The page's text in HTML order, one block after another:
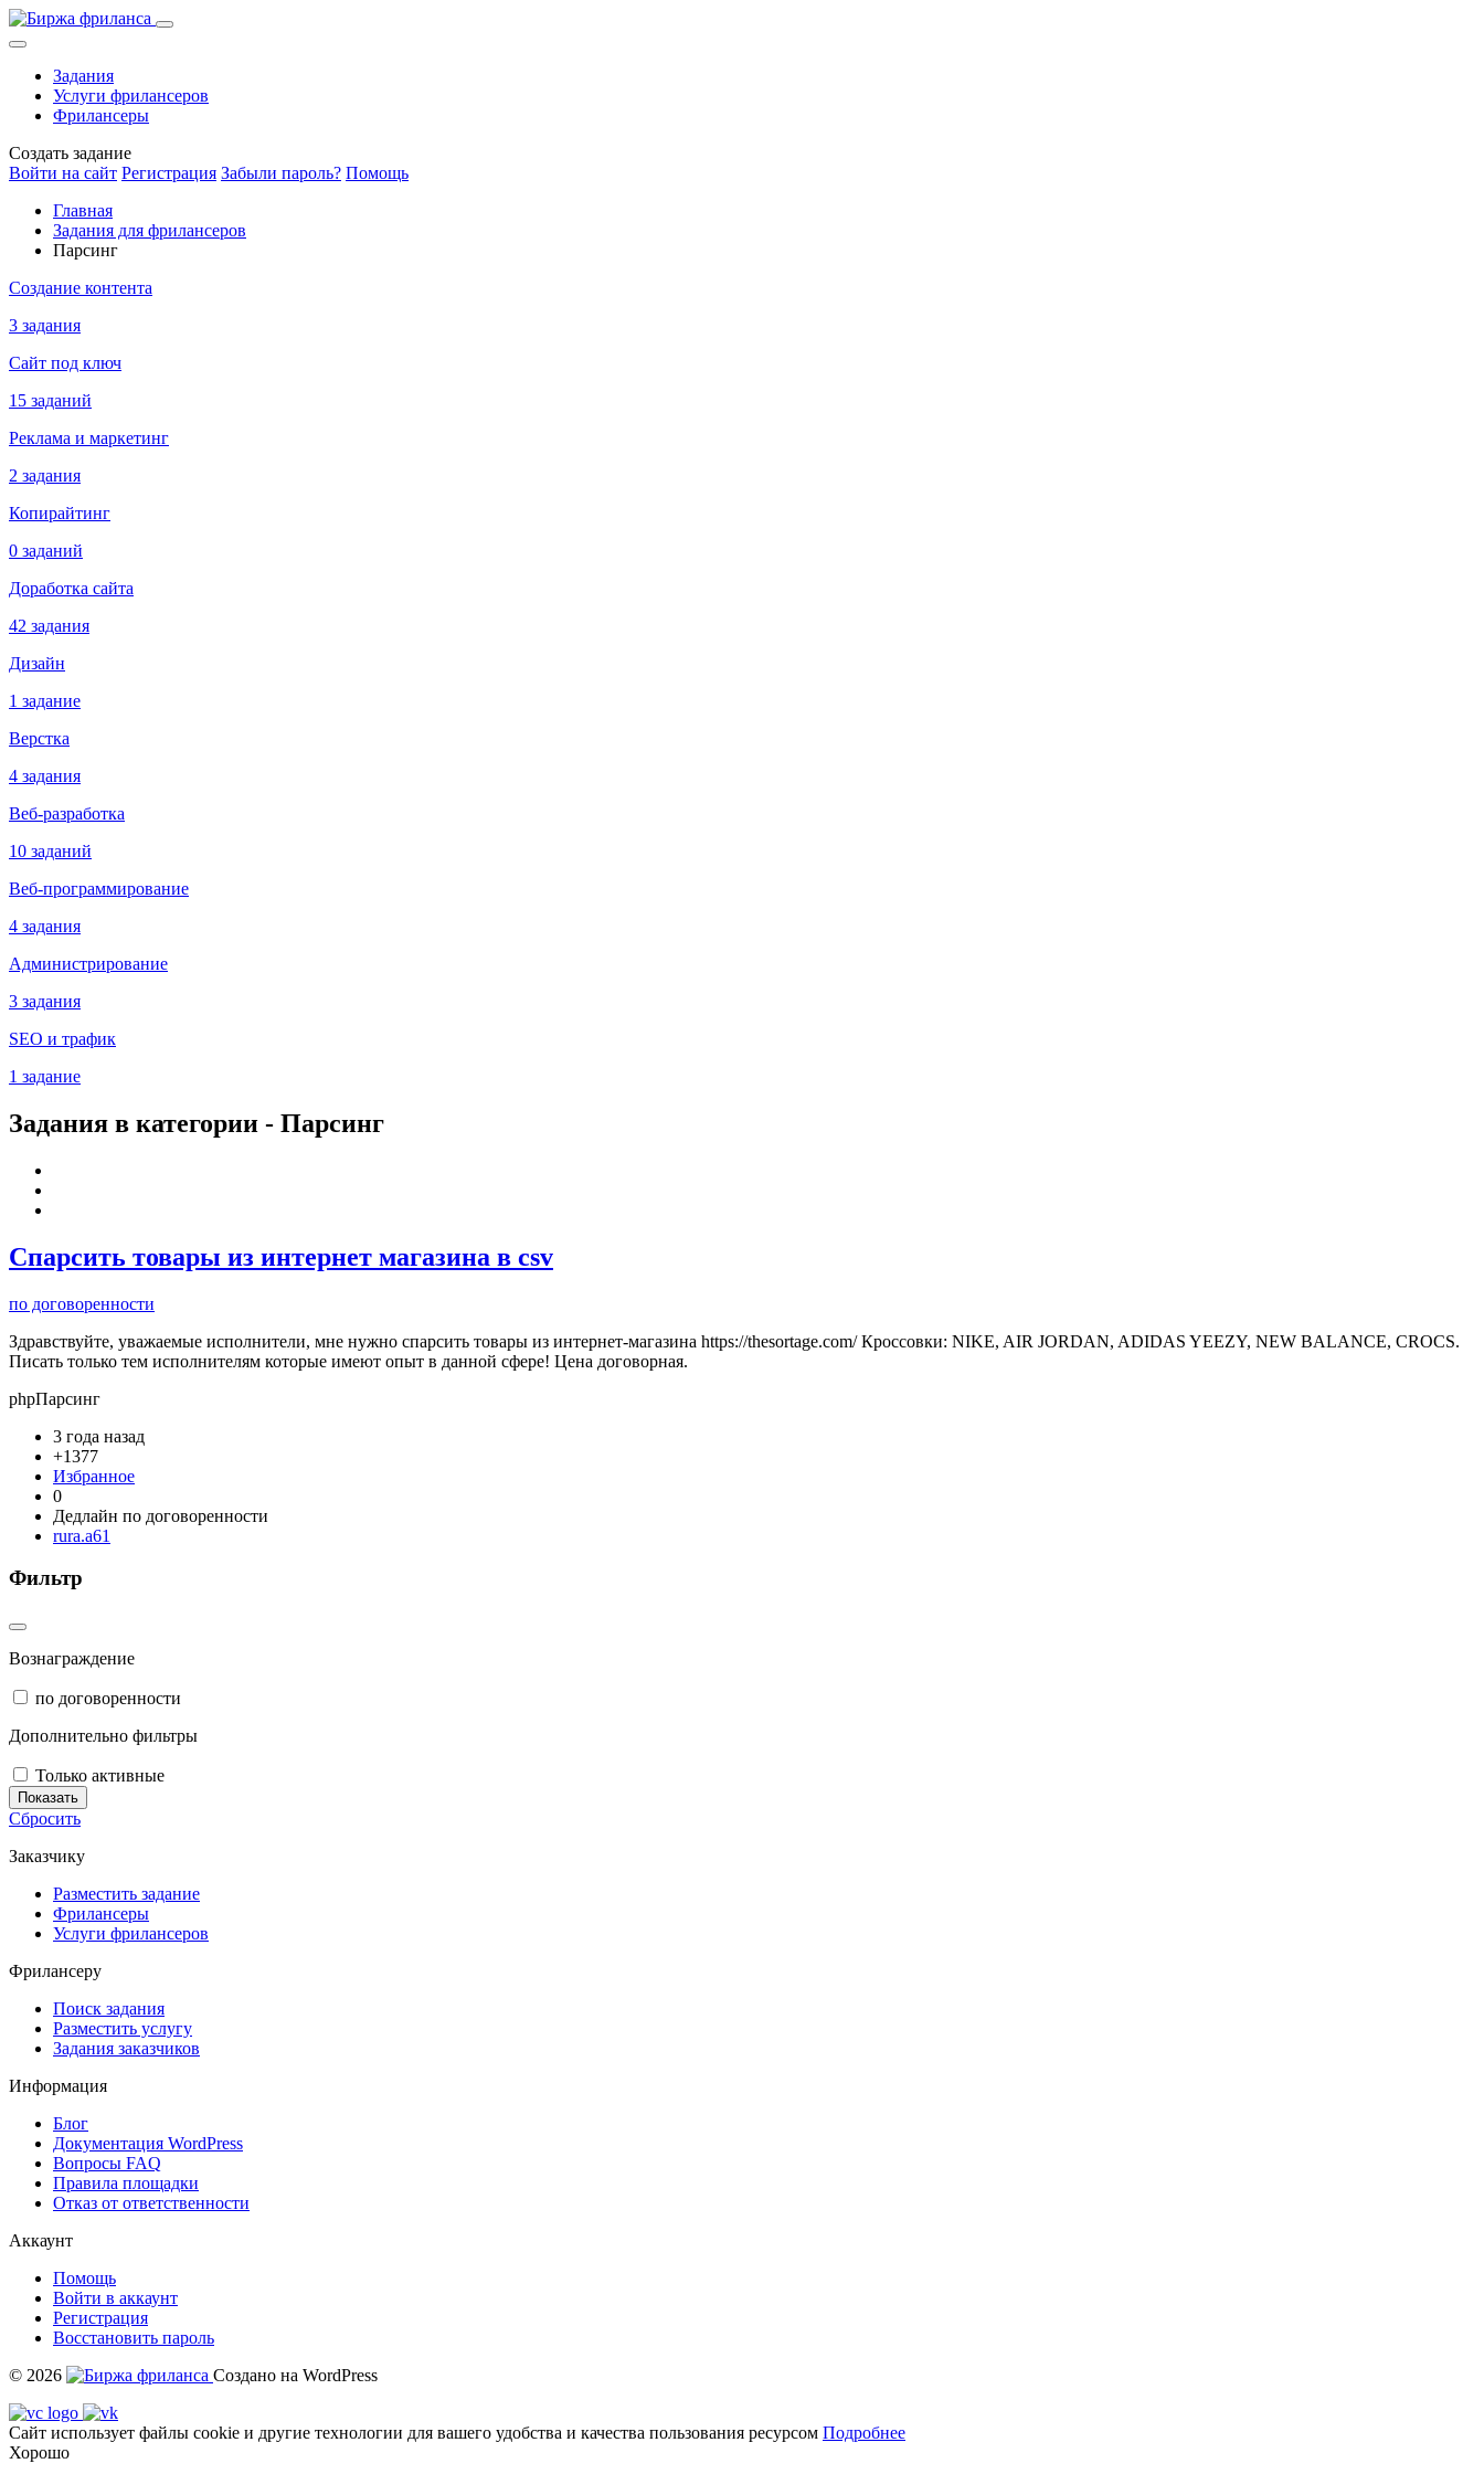
Задания
Услуги фрилансеров
Фрилансеры
Создать задание
Войти на сайт Регистрация Забыли пароль? Помощь
Главная
Задания для фрилансеров
Парсинг
Создание контента
3 задания
Сайт под ключ
15 заданий
Реклама и маркетинг
2 задания
Копирайтинг
0 заданий
Доработка сайта
42 задания
Дизайн
1 задание
Верстка
4 задания
Веб-разработка
10 заданий
Веб-программирование
4 задания
Администрирование
3 задания
SEO и трафик
1 задание
Задания в категории - Парсинг
Спарсить товары из интернет магазина в csv
по договоренности
Здравствуйте, уважаемые исполнители, мне нужно спарсить товары из интернет-магазина https://thesortage.com/ Кроссовки: NIKE, AIR JORDAN, ADIDAS YEEZY, NEW BALANCE, CROCS.
Писать только тем исполнителям которые имеют опыт в данной сфере! Цена договорная.
phpПарсинг
3 года назад
+1377
Избранное
0
Дедлайн по договоренности
rura.a61
Фильтр
Вознаграждение
по договоренности
Дополнительно фильтры
Только активные
Показать
Сбросить
Заказчику
Разместить задание
Фрилансеры
Услуги фрилансеров
Фрилансеру
Поиск задания
Разместить услугу
Задания заказчиков
Информация
Блог
Документация WordPress
Вопросы FAQ
Правила площадки
Отказ от ответственности
Аккаунт
Помощь
Войти в аккаунт
Регистрация
Восстановить пароль
© 2026
Создано на WordPress
Сайт использует файлы cookie и другие технологии для вашего удобства и качества пользования ресурсом Подробнее
Хорошо